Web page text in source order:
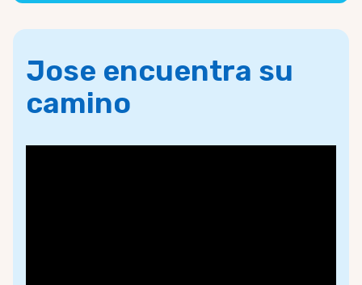
Jose encuentra su
camino